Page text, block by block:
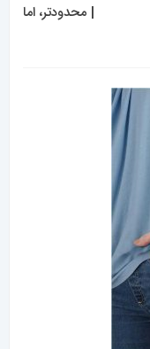
| محدودتر، اما